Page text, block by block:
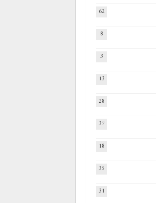
62
8
3
13
28
37
18
35
31